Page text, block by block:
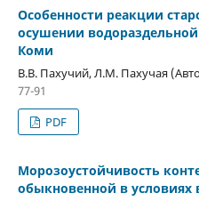
Особенности реакции
осушении
Коми
В.В. Пахучий, Л.М. Пахучая
77-91
PDF
Морозоустойчивость
обыкновенной в